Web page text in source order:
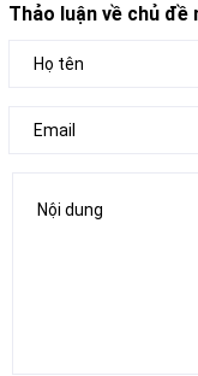
Thảo luận về chủ đề